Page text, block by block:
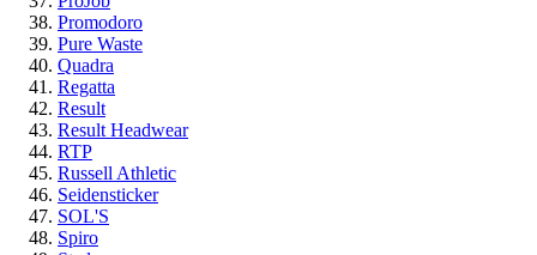
Promodoro
Pure Waste
Quadra
Regatta
Result
Result Headwear
RTP
Russell Athletic
Seidensticker
SOL'S
Spiro